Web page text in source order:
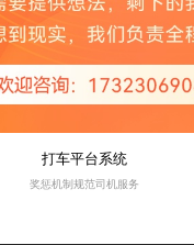
打车平台系统
奖惩机制规范司机服务